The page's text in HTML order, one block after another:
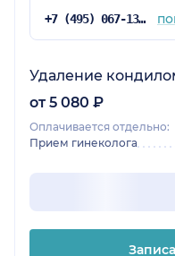
+7 (495) 067-13-82
Удаление
от 5 080 ₽
Оплачивается отдельно:
Прием гинеколога